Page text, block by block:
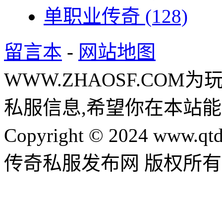
单职业传奇 (128)
留言本 - 网站地图
WWW.ZHAOSF.COM为
私服信息,希望你在本站
Copyright © 2024
传奇私服发布网 版权所有